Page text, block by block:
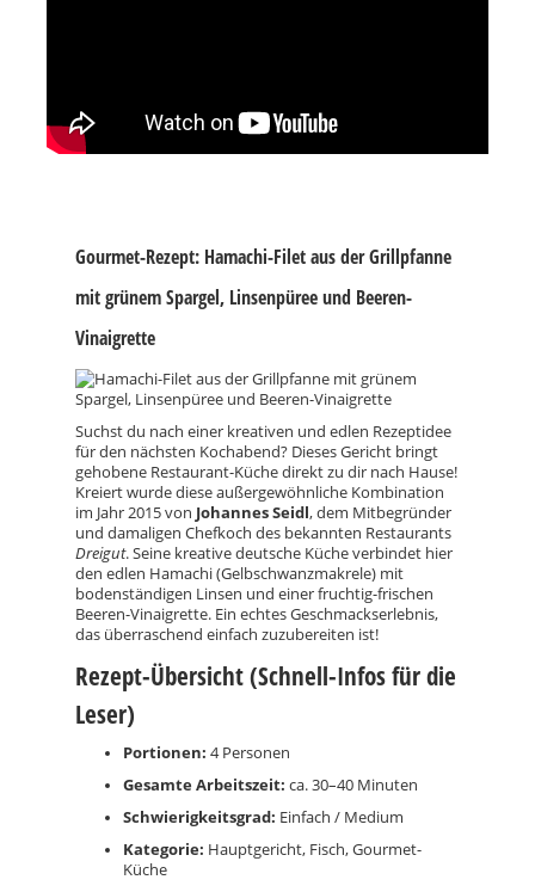
Gourmet-Rezept: Hamachi-Filet aus der Grillpfanne
mit grünem Spargel, Linsenpüree und Beeren-
Vinaigrette
Suchst du nach einer kreativen und edlen Rezeptidee
für den nächsten Kochabend? Dieses Gericht bringt
gehobene Restaurant-Küche direkt zu dir nach Hause!
Kreiert wurde diese außergewöhnliche Kombination
im Jahr 2015 von Johannes Seidl, dem Mitbegründer
und damaligen Chefkoch des bekannten Restaurants
Dreigut. Seine kreative deutsche Küche verbindet hier
den edlen Hamachi (Gelbschwanzmakrele) mit
bodenständigen Linsen und einer fruchtig-frischen
Beeren-Vinaigrette. Ein echtes Geschmackserlebnis,
das überraschend einfach zuzubereiten ist!
Rezept-Übersicht (Schnell-Infos für die
Leser)
Portionen: 4 Personen
Gesamte Arbeitszeit: ca. 30–40 Minuten
Schwierigkeitsgrad: Einfach / Medium
Kategorie: Hauptgericht, Fisch, Gourmet-
Küche